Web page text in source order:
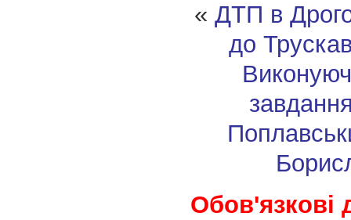
« ДТП в
до
Обов'язкові